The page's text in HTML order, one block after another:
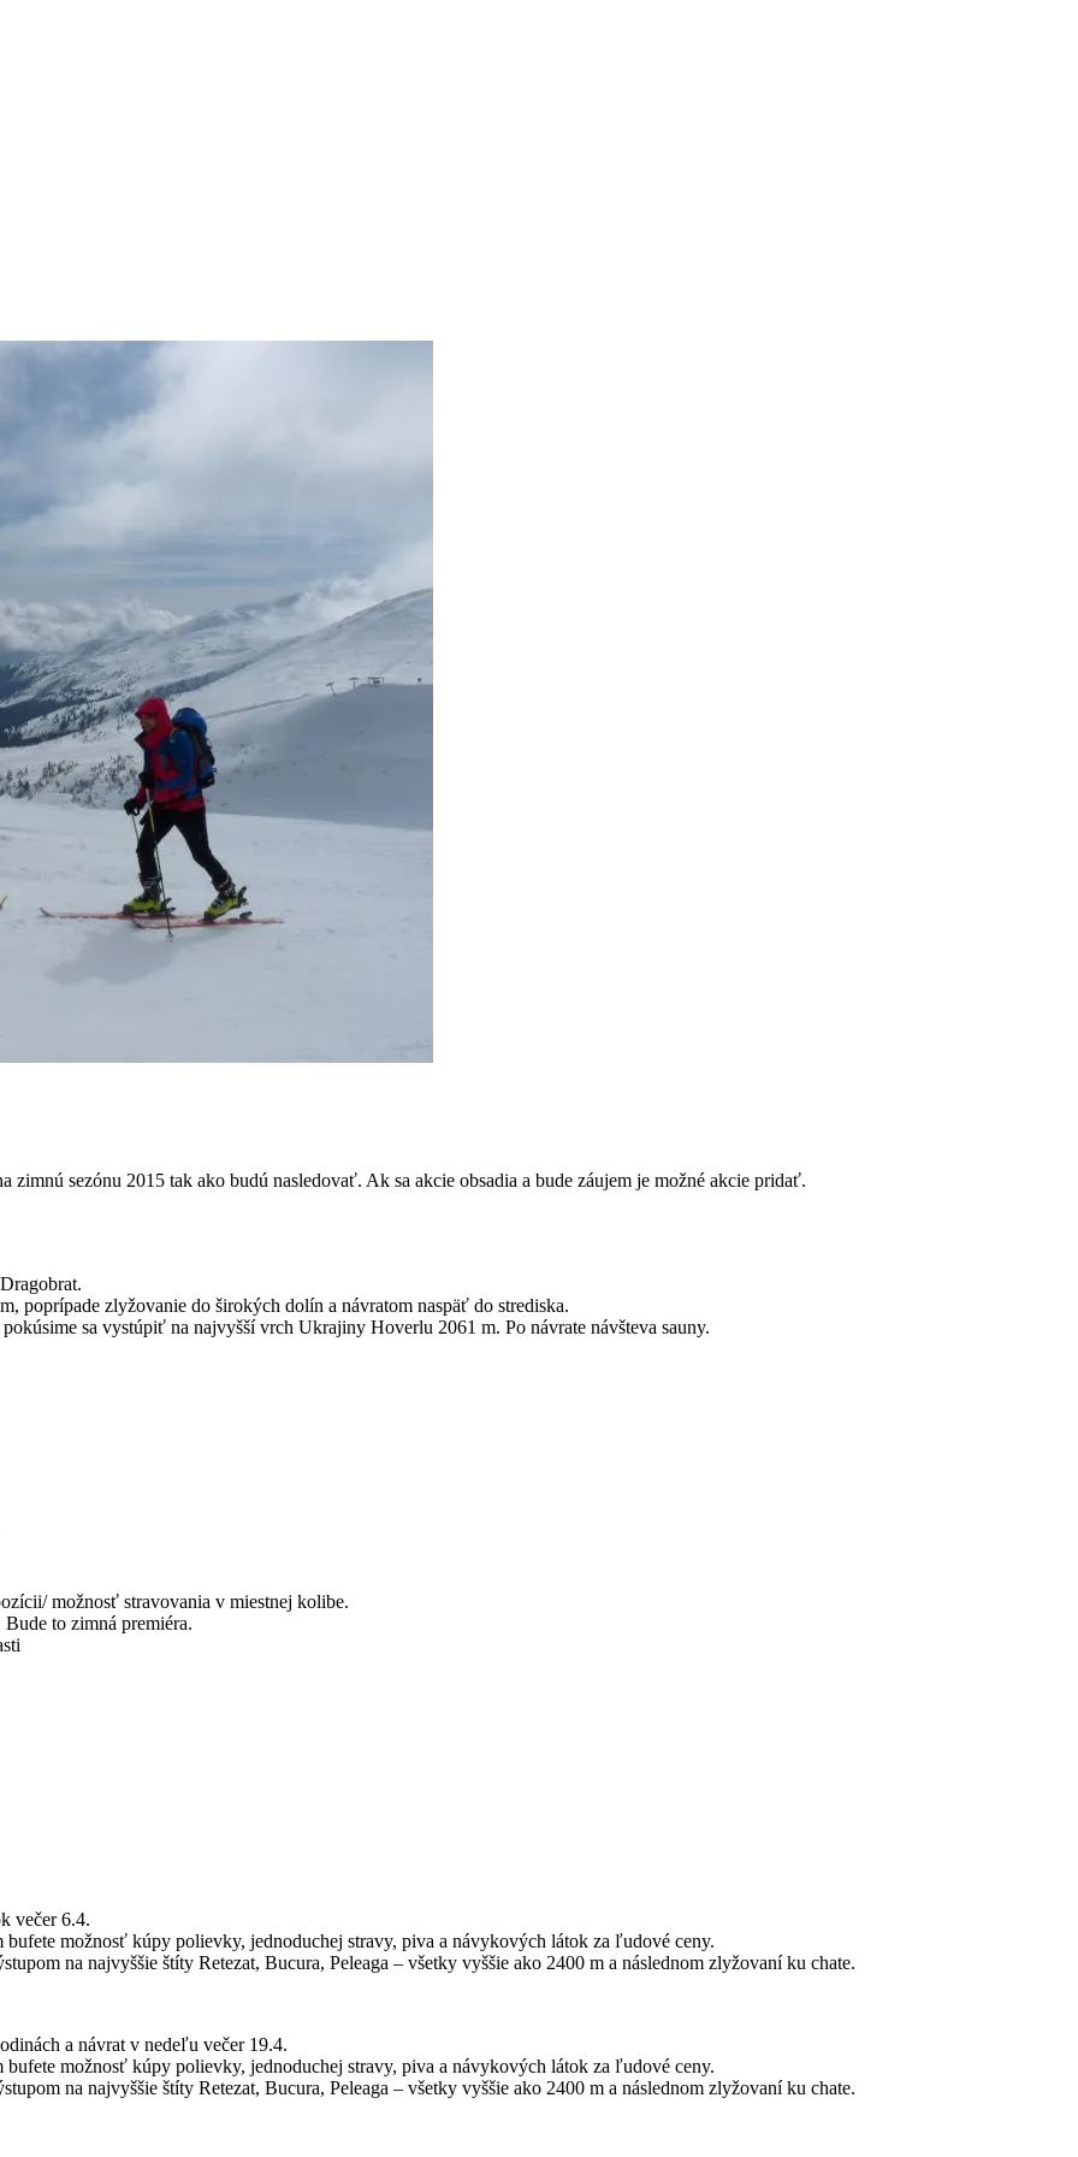
zimnú sezónu 2015 tak ako budú nasledovať. Ak sa akcie obsadia a bude záujem je možné akcie pridať.
poprípade zlyžovanie do širokých dolín a návratom naspäť do strediska.
sa vystúpiť na najvyšší vrch Ukrajiny Hoverlu 2061 m. Po návrate návšteva sauny.
možnosť stravovania v miestnej kolibe.
to zimná premiéra.
večer 6.4.
možnosť kúpy polievky, jednoduchej stravy, piva a návykových látok za ľudové ceny.
na najvyššie štíty Retezat, Bucura, Peleaga – všetky vyššie ako 2400 m a následnom zlyžovaní ku chate.
a návrat v nedeľu večer 19.4.
možnosť kúpy polievky, jednoduchej stravy, piva a návykových látok za ľudové ceny.
na najvyššie štíty Retezat, Bucura, Peleaga – všetky vyššie ako 2400 m a následnom zlyžovaní ku chate.